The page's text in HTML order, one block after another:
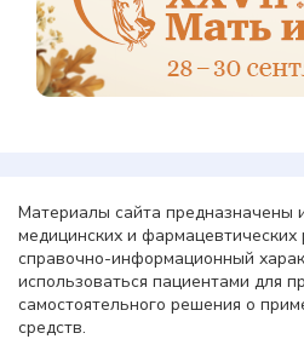
Материалы сайта предназначены
медицинских и фармацевтических
справочно-информационный
использоваться пациентами для
самостоятельного решения о
средств.